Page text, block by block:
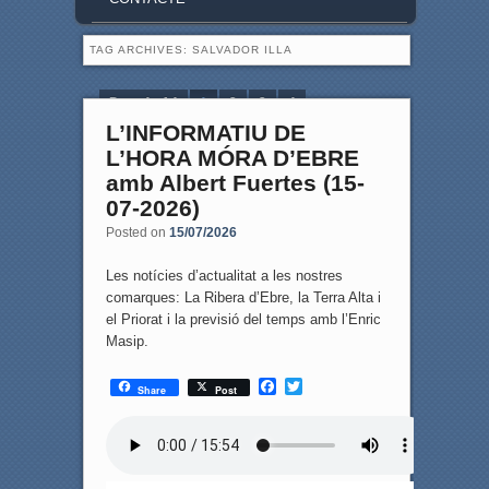
TAG ARCHIVES: SALVADOR ILLA
Page 1 of 4 1 2 3 4
L’INFORMATIU DE
L’HORA MÓRA D’EBRE
amb Albert Fuertes (15-
07-2026)
Posted on 15/07/2026
Les notícies d’actualitat a les nostres
comarques: La Ribera d’Ebre, la Terra Alta i
el Priorat i la previsió del temps amb l’Enric
Masip.
Share Post
F
T